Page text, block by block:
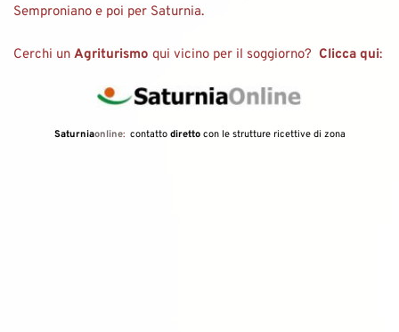
Semproniano e poi per Saturnia.
Cerchi un Agriturismo qui vicino per il soggiorno? Clicca qui:
Saturniaonline: contatto diretto con le strutture ricettive di zona